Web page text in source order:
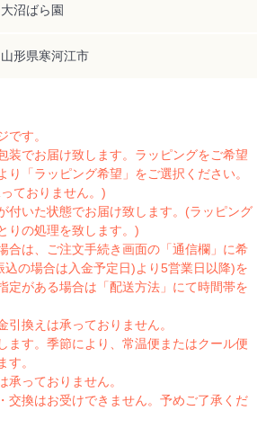
大沼ばら園
山形県寒河江市
す。
装でお届け致します。ラッピングをご希望
り「ラッピング希望」をご選択ください。
ておりません。)
付いた状態でお届け致します。(ラッピング
りの処理を致します。)
合は、ご注文手続き画面の「通信欄」に希
の場合は入金予定日)より5営業日以降)を
定がある場合は「配送方法」にて時間帯を
換えは承っておりません。
ます。季節により、常温便またはクール便
す。
っておりません。
交換はお受けできません。予めご了承くだ